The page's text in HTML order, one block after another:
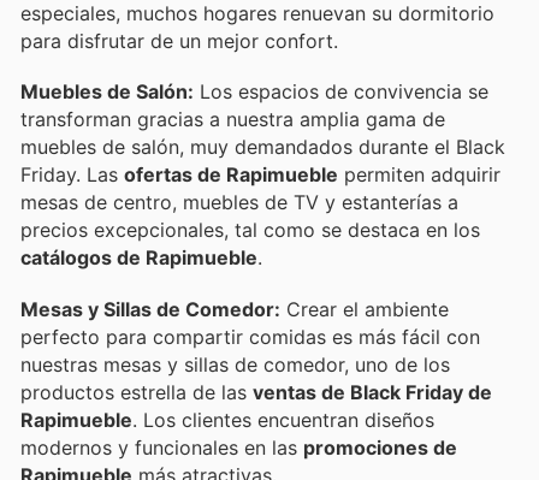
especiales, muchos hogares renuevan su dormitorio
para disfrutar de un mejor confort.
Muebles de Salón: Los espacios de convivencia se
transforman gracias a nuestra amplia gama de
muebles de salón, muy demandados durante el Black
Friday. Las ofertas de Rapimueble permiten adquirir
mesas de centro, muebles de TV y estanterías a
precios excepcionales, tal como se destaca en los
catálogos de Rapimueble.
Mesas y Sillas de Comedor: Crear el ambiente
perfecto para compartir comidas es más fácil con
nuestras mesas y sillas de comedor, uno de los
productos estrella de las ventas de Black Friday de
Rapimueble. Los clientes encuentran diseños
modernos y funcionales en las promociones de
Rapimueble más atractivas.